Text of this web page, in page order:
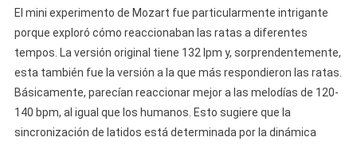
El mini experimento de Mozart fue particularmente intrigante
porque exploró cómo reaccionaban las ratas a diferentes
tempos. La versión original tiene 132 lpm y, sorprendentemente,
esta también fue la versión a la que más respondieron las ratas.
Básicamente, parecían reaccionar mejor a las melodías de 120-
140 bpm, al igual que los humanos. Esto sugiere que la
sincronización de latidos está determinada por la dinámica